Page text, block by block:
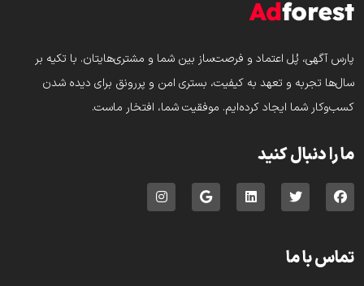
پارس‌ آگهی، پُل اعتماد و فرصت‌ساز بین شما و مشتری‌هایتان. با تکیه بر
سال‌ها تجربه و تعهد به کیفیت، بستری امن و پررونق برای دیده شدن
کسب‌وکار شما ایجاد کرده‌ایم. موفقیت شما، افتخار ماست.
ما را دنبال کنید
تماس با ما